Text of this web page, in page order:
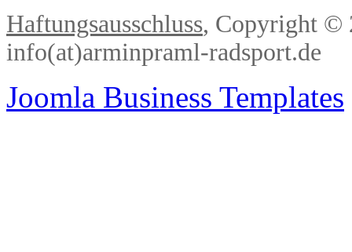
Haftungsausschluss, Copyright ©
info(at)arminpraml-radsport.de
Joomla Business Templates